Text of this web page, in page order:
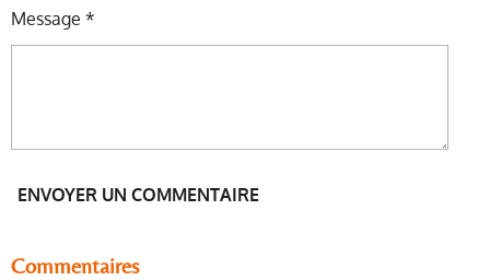
Message *
ENVOYER UN COMMENTAIRE
Commentaires